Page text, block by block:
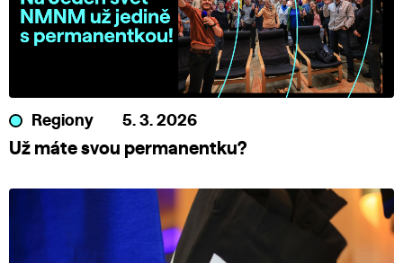
Regiony 5. 3. 2026
Už máte svou permanentku?